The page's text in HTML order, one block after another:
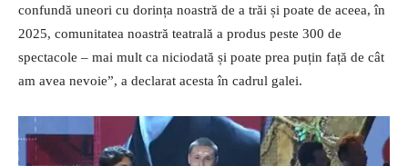
confundă uneori cu dorința noastră de a trăi și poate de aceea, în
2025, comunitatea noastră teatrală a produs peste 300 de
spectacole – mai mult ca niciodată și poate prea puțin față de cât
am avea nevoie”, a declarat acesta în cadrul galei.